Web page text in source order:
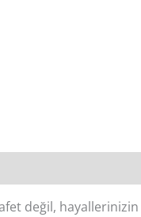
değil,